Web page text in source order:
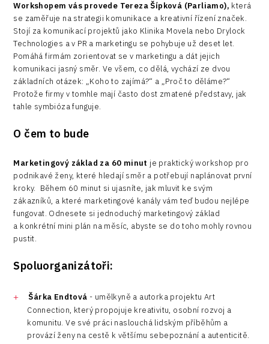
Workshopem vás provede Tereza Šípková (Parliamo), která
se zaměřuje na strategii komunikace a kreativní řízení značek.
Stojí za komunikací projektů jako Klinika Movela nebo Drylock
Technologies a v PR a marketingu se pohybuje už deset let.
Pomáhá firmám zorientovat se v marketingu a dát jejich
komunikaci jasný směr. Ve všem, co dělá, vychází ze dvou
základních otázek: „Koho to zajímá?“ a „Proč to děláme?“
Protože firmy v tomhle mají často dost zmatené představy, jak
tahle symbióza funguje.
O čem to bude
Marketingový základ za 60 minut je praktický workshop pro
podnikavé ženy, které hledají směr a potřebují naplánovat první
kroky. Během 60 minut si ujasníte, jak mluvit ke svým
zákazníků, a které marketingové kanály vám teď budou nejlépe
fungovat. Odnesete si jednoduchý marketingový základ
a konkrétní mini plán na měsíc, abyste se do toho mohly rovnou
pustit.
Spoluorganizátoři:
Šárka Endtová - umělkyně a autorka projektu Art
Connection, který propojuje kreativitu, osobní rozvoj a
komunitu. Ve své práci naslouchá lidským příběhům a
provází ženy na cestě k většímu sebepoznání a autenticitě.